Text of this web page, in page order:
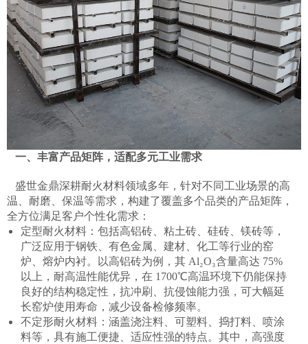
一、丰富产品矩阵，适配多元工业需求​
盛世金鼎深耕耐火材料领域多年，针对不同工业场景的高
温、耐磨、保温等需求，构建了覆盖多个品类的产品矩阵，
全方位满足客户个性化需求：​
定型耐火材料：包括高铝砖、粘土砖、硅砖、镁砖等，
广泛应用于钢铁、有色金属、建材、化工等行业的窑
炉、熔炉内衬。以高铝砖为例，其 Al₂O₃含量高达 75%
以上，耐高温性能优异，在 1700℃高温环境下仍能保持
良好的结构稳定性，抗冲刷、抗侵蚀能力强，可大幅延
长窑炉使用寿命，减少设备检修频率。​
不定形耐火材料：涵盖浇注料、可塑料、捣打料、喷涂
料等，具有施工便捷、适应性强的特点。其中，高强度